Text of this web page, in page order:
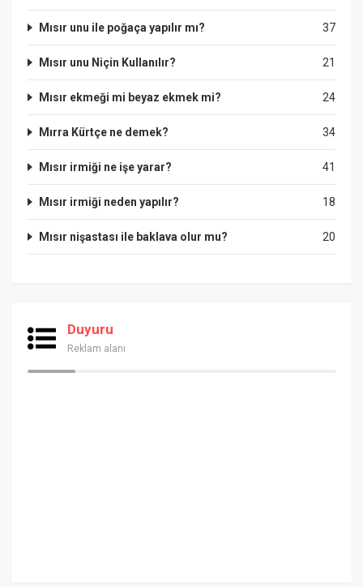
37
Mısır unu ile poğaça yapılır mı?
21
Mısır unu Niçin Kullanılır?
24
Mısır ekmeği mi beyaz ekmek mi?
34
Mırra Kürtçe ne demek?
41
Mısır irmiği ne işe yarar?
18
Mısır irmiği neden yapılır?
20
Mısır nişastası ile baklava olur mu?
Duyuru
Reklam alanı